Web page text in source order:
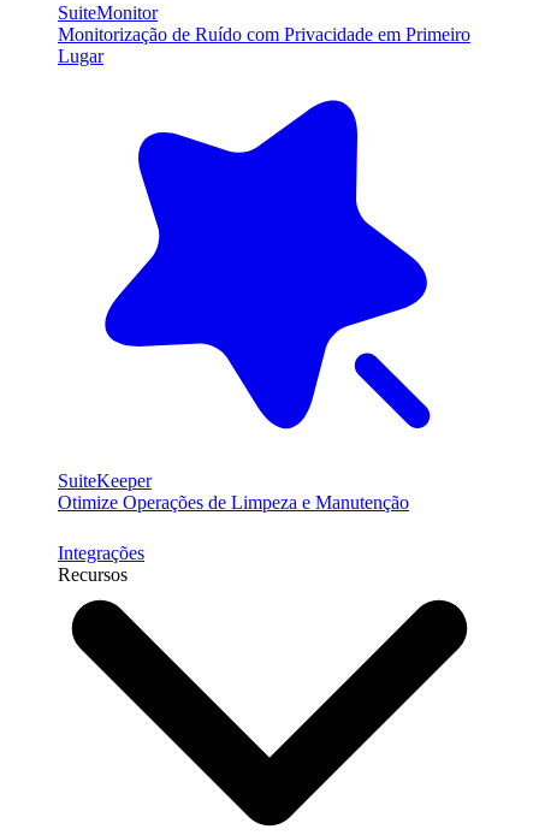
SuiteMonitor
Monitorização de Ruído com Privacidade em Primeiro
Lugar
SuiteKeeper
Otimize Operações de Limpeza e Manutenção
Integrações
Recursos